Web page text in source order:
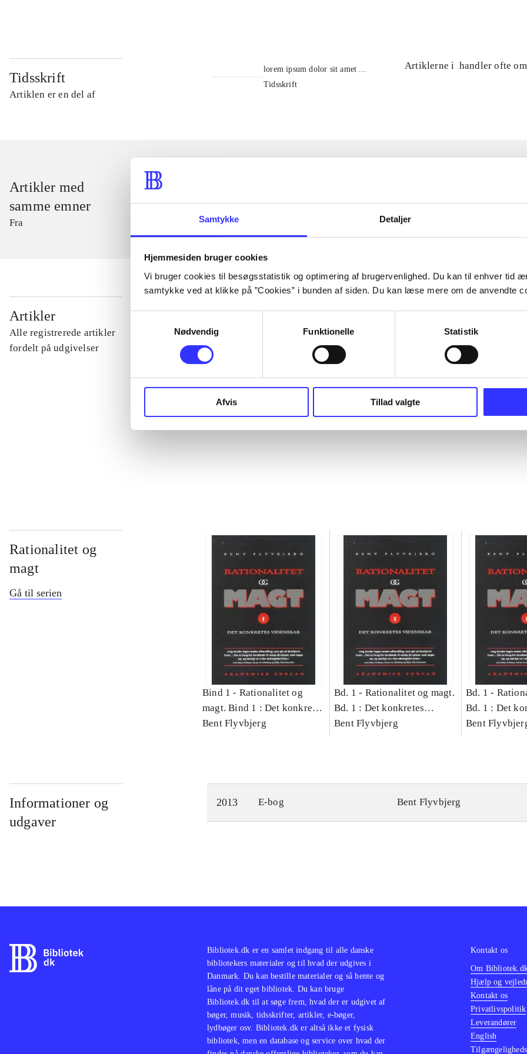
Samtykke Detaljer
Hjemmesiden bruger cookies
Vi bruger cookies til besøgsstatistik og optimering af brugervenlighed. Du kan til enhver tid
samtykke ved at klikke på ”Cookies” i bunden af siden. Du kan læse mere om de anvendte
Nødvendig
Funktionelle Statistik
Afvis Tillad valgte
Tidsskrift
Artiklen er en del af
lorem ipsum dolor sit amet ...
Tidsskrift
Artiklerne i handler ofte om
Artikler med
samme emner
Fra
Artikler
Alle registrerede artikler
fordelt på udgivelser
...
Rationalitet og
magt
Gå til serien
Bind 1 - Rationalitet og
magt. Bind 1 : Det konkretes
videnskab
Bent Flyvbjerg
Bd. 1 - Rationalitet og magt.
Bd. 1 : Det konkretes
videnskab
Bent Flyvbjerg
Bd. 1 -
Bd. 1 : Det
videnskab
Bent
Informationer og
udgaver
2013 E-bog Bent Flyvbjerg
Bibliotek.dk er en samlet indgang til alle danske
bibliotekers materialer og til hvad der udgives i
Danmark. Du kan bestille materialer og så hente og
låne på dit eget bibliotek. Du kan bruge
Bibliotek.dk til at søge frem, hvad der er udgivet af
bøger, musik, tidsskrifter, artikler, e-bøger,
lydbøger osv. Bibliotek.dk er altså ikke et fysisk
bibliotek, men en database og service over hvad der
Kontakt os
Om
Hjælp og
Kontakt os
Privatlivspolitik
Leverandører
English